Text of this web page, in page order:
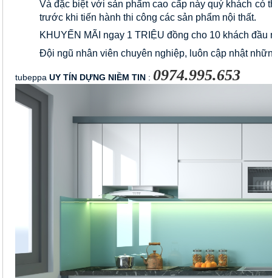
Và đặc biệt với sản phẩm cao cấp này quý khách
trước khi tiến hành thi công các sản phẩm nội thất.
KHUYẾN MÃI ngay 1 TRIỆU đồng cho 10 khách đầu
Đội ngũ nhân viên chuyên nghiệp, luôn cập nhật
tubeppa UY TÍN DỰNG NIỀM TIN : 0974.995.653